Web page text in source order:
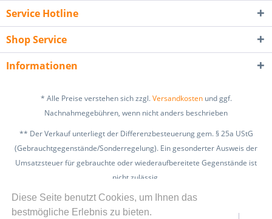
Diese Seite benutzt Cookies, um Ihnen das
bestmögliche Erlebnis zu bieten.
Service Hotline
Shop Service
Informationen
* Alle Preise verstehen sich zzgl.Versandkostenund ggf.
Nachnahmegebühren, wenn nicht anders beschrieben
** Der Verkauf unterliegt der Differenzbesteuerung gem. § 25a UStG
(Gebrauchtgegenstände/Sonderregelung). Ein gesonderter Ausweis der
Umsatzsteuer für gebrauchte oder wiederaufbereitete Gegenstände ist
nicht zulässig.
zzgl. Versandkosten
Kontakt Widerrufsbelehrung